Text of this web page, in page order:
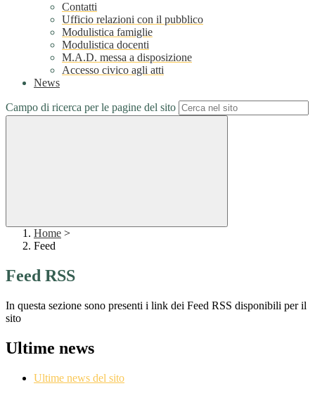
Contatti
Ufficio relazioni con il pubblico
Modulistica famiglie
Modulistica docenti
M.A.D. messa a disposizione
Accesso civico agli atti
News
Campo di ricerca per le pagine del sito
Home >
Feed
Feed RSS
In questa sezione sono presenti i link dei Feed RSS disponibili per il
sito
Ultime news
Ultime news del sito